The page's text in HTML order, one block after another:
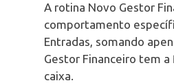
A rotina Novo Gestor
comportamento
Entradas, somando
Gestor Financeiro tem
caixa.